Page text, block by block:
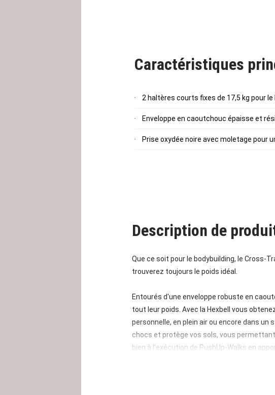
Caractéristiques
2 haltères courts fixes de 17,5 kg pour
Enveloppe en caoutchouc épaisse et
Prise oxydée noire avec moletage pour
Description de
Que ce soit pour le bodybuilding, le Cross-
trouverez toujours le poids idéal.
Entourés d'une enveloppe robuste en
tout leur poids. Avec la Hexbell vous
personnelle, en plein air ou encore dans
chocs et protège vos sols, vous
bien à l'exécution de PushUp-Walks en
La prise oxydée noire longue de 11 cm